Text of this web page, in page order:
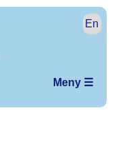
En
Meny ☰